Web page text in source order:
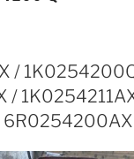
/
/
6R0254200AX